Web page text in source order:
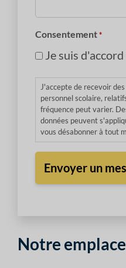
Consentement *
Je suis d'accord
J'accepte de recevoir
personnel scolaire,
fréquence peut varier.
données peuvent
vous désabonner à tout
Notre